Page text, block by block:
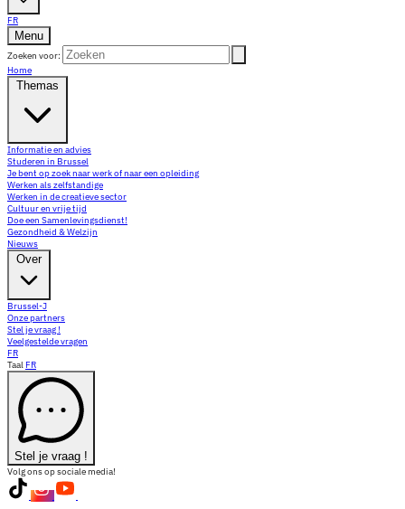
FR
Menu
Zoeken voor:
Home
Themas
Informatie en advies
Studeren in Brussel
Je bent op zoek naar werk of naar een opleiding
Werken als zelfstandige
Werken in de creatieve sector
Cultuur en vrije tijd
Doe een Samenlevingsdienst!
Gezondheid & Welzijn
Nieuws
Over
Brussel-J
Onze partners
Stel je vraag !
Veelgestelde vragen
FR
Taal FR
Stel je vraag !
Volg ons op sociale media!